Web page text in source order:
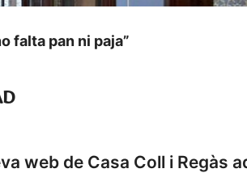
falta pan ni paja”
web de Casa Coll i Regàs